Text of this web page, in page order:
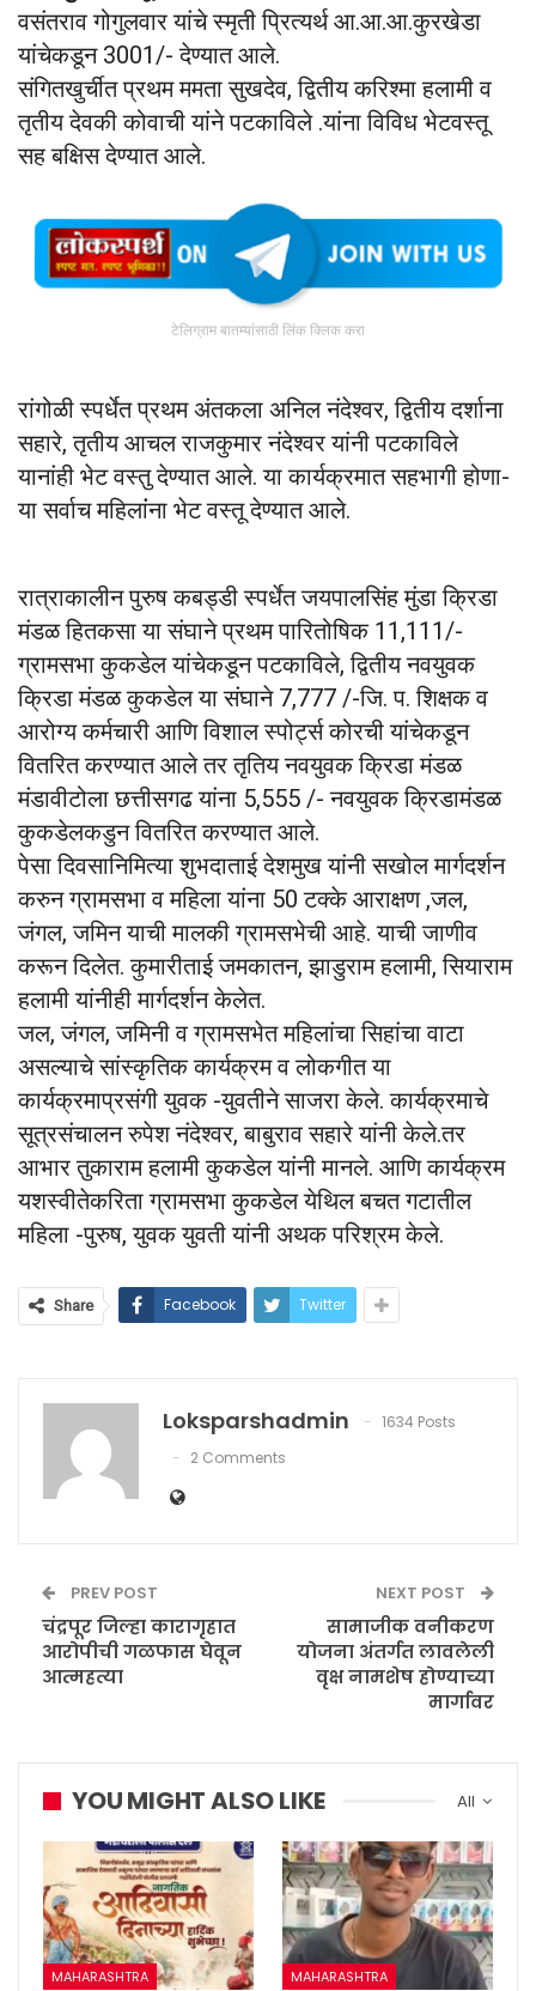
वसंतराव गोगुलवार यांचे स्मृती प्रित्यर्थ आ.आ.आ.कुरखेडा
यांचेकडून 3001/- देण्यात आले.
संगितखुर्चीत प्रथम ममता सुखदेव, द्वितीय करिश्मा हलामी व
तृतीय देवकी कोवाची यांने पटकाविले .यांना विविध भेटवस्तू
सह बक्षिस देण्यात आले.
टेलिग्राम बातम्यांसाठी लिंक क्लिक करा
रांगोळी स्पर्धेत प्रथम अंतकला अनिल नंदेश्वर, द्वितीय दर्शाना
सहारे, तृतीय आचल राजकुमार नंदेश्वर यांनी पटकाविले
यानांही भेट वस्तु देण्यात आले. या कार्यक्रमात सहभागी होणा-
या सर्वाच महिलांंना भेट वस्तू देण्यात आले.
रात्राकालीन पुरुष कबड्डी स्पर्धेत जयपालसिंह मुंडा क्रिडा
मंडळ हितकसा या संघाने प्रथम पारितोषिक 11,111/-
ग्रामसभा कुकडेल यांचेकडून पटकाविले, द्वितीय नवयुवक
क्रिडा मंडळ कुकडेल या संघाने 7,777 /-जि. प. शिक्षक व
आरोग्य कर्मचारी आणि विशाल स्पोर्ट्स कोरची यांचेकडून
वितरित करण्यात आले तर तृतिय नवयुवक क्रिडा मंडळ
मंडावीटोला छत्तीसगढ यांना 5,555 /- नवयुवक क्रिडामंडळ
कुकडेलकडुन वितरित करण्यात आले.
पेसा दिवसानिमित्या शुभदाताई देशमुख यांनी सखोल मार्गदर्शन
करुन ग्रामसभा व महिला यांना 50 टक्के आराक्षण ,जल,
जंगल, जमिन याची मालकी ग्रामसभेची आहे. याची जाणीव
करून दिलेत. कुमारीताई जमकातन, झाडुराम हलामी, सियाराम
हलामी यांनीही मार्गदर्शन केलेत.
जल, जंगल, जमिनी व ग्रामसभेत महिलांचा सिहांचा वाटा
असल्याचे सांस्कृतिक कार्यक्रम व लोकगीत या
कार्यक्रमाप्रसंगी युवक -यु़वतीने साजरा केले. कार्यक्रमाचे
सूत्रसंचालन रुपेश नंदेश्वर, बाबुराव सहारे यांनी केले.तर
आभार तुकाराम हलामी कुकडेल यांनी मानले. आणि कार्यक्रम
यशस्वीतेकरिता ग्रामसभा कुकडेल येथिल बचत गटातील
महिला -पुरुष, युवक युवती यांनी अथक परिश्रम केले.
Share Facebook Twitter
Loksparshadmin
1634 Posts
2 Comments
PREV POST
चंद्रपूर जिल्हा कारागृहात
आरोपीची गळफास घेवून
आत्महत्या
NEXT POST
सामाजीक वनीकरण
योजना अंतर्गत लावलेली
वृक्ष नामशेष होण्याच्या
मार्गावर
All
YOU MIGHT ALSO LIKE
MAHARASHTRA MAHARASHTRA